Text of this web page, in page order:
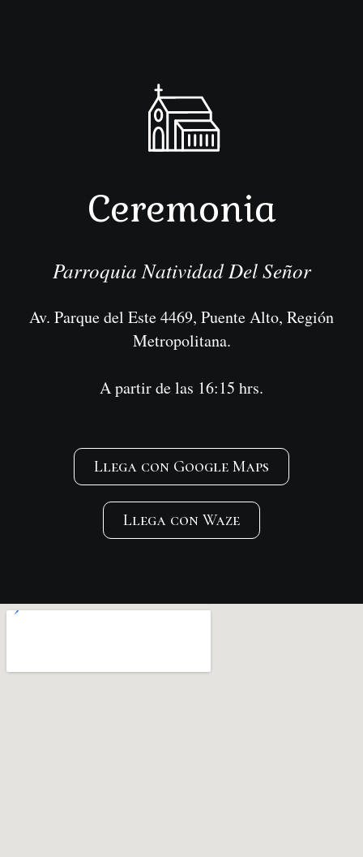
Ceremonia
Parroquia Natividad Del Señor
Av. Parque del Este 4469, Puente Alto, Región
Metropolitana.
A partir de las 16:15 hrs.
Llega con Google Maps
Llega con Waze